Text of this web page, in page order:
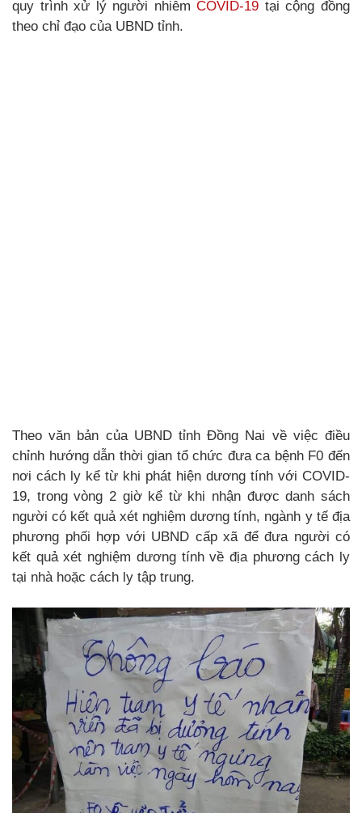
quy trình xử lý người nhiễmCOVID-19 tại cộng đồng
theo chỉ đạo của UBND tỉnh.
Theo văn bản của UBND tỉnh Đồng Nai về việc điều
chỉnh hướng dẫn thời gian tổ chức đưa ca bệnh F0 đến
nơi cách ly kể từ khi phát hiện dương tính với COVID-
19, trong vòng 2 giờ kể từ khi nhận được danh sách
người có kết quả xét nghiệm dương tính, ngành y tế địa
phương phối hợp với UBND cấp xã để đưa người có
kết quả xét nghiệm dương tính về địa phương cách ly
tại nhà hoặc cách ly tập trung.